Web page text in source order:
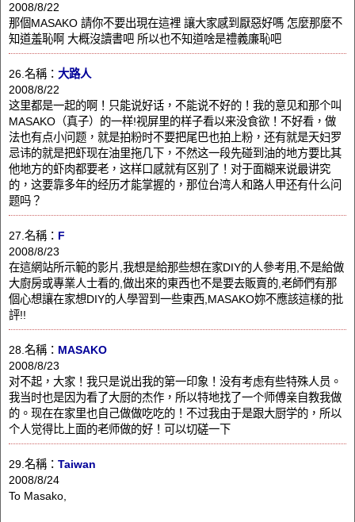
2008/8/22
那個MASAKO 請你不要出現在這裡 讓大家感到厭惡好嗎 怎麼那麼不
知道羞恥啊 大概沒讀書吧 所以也不知道啥是禮義廉恥吧
26.名稱： 大路人
2008/8/22
这里都是一起的啊！只能说好话，不能说不好的！我的意见和那个叫
MASAKO（真子）的一样!视屏里的样子看以来没食欲！不好看，做
法也有点小问题，就是拍粉时不要把尾巴也拍上粉，还有就是天妇罗
忌讳的就是把虾现在油里拖几下，不然这一段先碰到油的地方要比其
他地方的虾肉都要老，这样口感就有区别了！对于面糊来说最讲究
的，这要靠多年的经历才能掌握的，那位台湾人和路人甲还有什么问
题吗？
27.名稱： F
2008/8/23
在這網站所示範的影片,我想是給那些想在家DIY的人參考用,不是給做
大廚房或專業人士看的,做出來的東西也不是要去販賣的,老師們有那
個心想讓在家想DIY的人學習到一些東西,MASAKO妳不應該這樣的批
評!!
28.名稱： MASAKO
2008/8/23
对不起，大家！我只是说出我的第一印象！没有考虑有些特殊人员。
我当时也是因为看了大厨的杰作，所以特地找了一个师傅亲自教我做
的。现在在家里也自己做做吃吃的！不过我由于是跟大厨学的，所以
个人觉得比上面的老师做的好！可以切磋一下
29.名稱： Taiwan
2008/8/24
To Masako,